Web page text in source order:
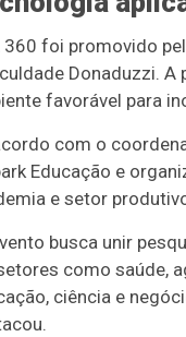
360 foi promovido
Donaduzzi.
favorável para
com o
Educação e
e setor
busca unir
como saúde,
ciência e